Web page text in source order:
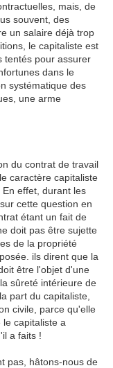
mais, de
souvent, des
un salaire déjà trop
le capitaliste est
tentés pour assurer
dans le
systématique des
une arme
du contrat de travail
caractère capitaliste
effet, durant les
cette question en
étant un fait de
doit pas être sujette
de la propriété
ils dirent que la
être l'objet d'une
sûreté intérieure de
part du capitaliste,
civile, parce qu'elle
capitaliste a
a faits !
pas, hâtons-nous de